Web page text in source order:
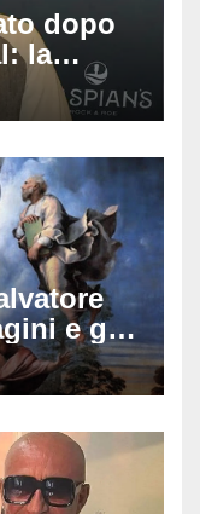
dopo
la
e gif